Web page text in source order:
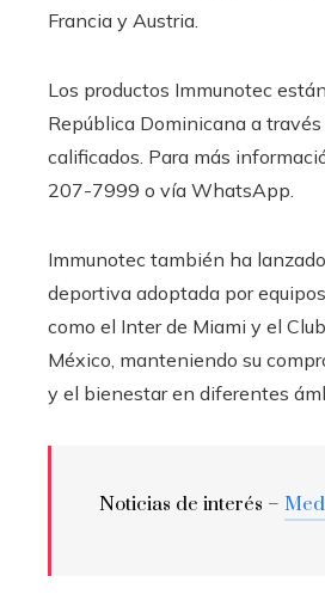
Francia y Austria.
Los productos Immunotec
República Dominicana a
calificados. Para más
207-7999 o vía WhatsApp.
Immunotec también ha
deportiva adoptada por
como el Inter de Miami y el
México, manteniendo su
y el bienestar en diferentes
Noticias de interés –